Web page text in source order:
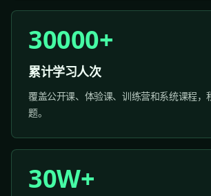
30000+
累计学习人次
覆盖公开课、体验课、训练营和系统课程，
题。
30W+